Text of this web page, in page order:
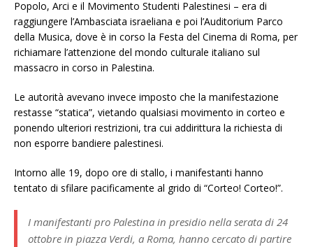
Popolo, Arci e il Movimento Studenti Palestinesi – era di
raggiungere l’Ambasciata israeliana e poi l’Auditorium Parco
della Musica, dove è in corso la Festa del Cinema di Roma, per
richiamare l’attenzione del mondo culturale italiano sul
massacro in corso in Palestina.
Le autorità avevano invece imposto che la manifestazione
restasse “statica”, vietando qualsiasi movimento in corteo e
ponendo ulteriori restrizioni, tra cui addirittura la richiesta di
non esporre bandiere palestinesi.
Intorno alle 19, dopo ore di stallo, i manifestanti hanno
tentato di sfilare pacificamente al grido di “Corteo! Corteo!”.
I manifestanti pro Palestina in presidio nella serata di 24
ottobre in piazza Verdi, a Roma, hanno cercato di partire